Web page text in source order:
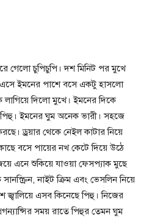
গেলো চুপিচুপি। দশ মিনিট পর মুখে
এসে ইমনের পাশে বসে একটু হাসলো
লাগিয়ে দিলো মুখে। ইমনের দিকে
পিহু। ইমনের ঘুম অনেক ভারী। সহজে
ড্রয়ার থেকে নেইল কাটার নিয়ে
বসে পায়ের নখ কেটে দিয়ে উঠে
এনে শুকিয়ে যাওয়া ফেসপ্যাক মুছে
নাইট ক্রিম এবং ভেসলিন নিয়ে
এসব কিনেছে পিহু। নিজের
সময় রাতে পিহুর তেমন ঘুম